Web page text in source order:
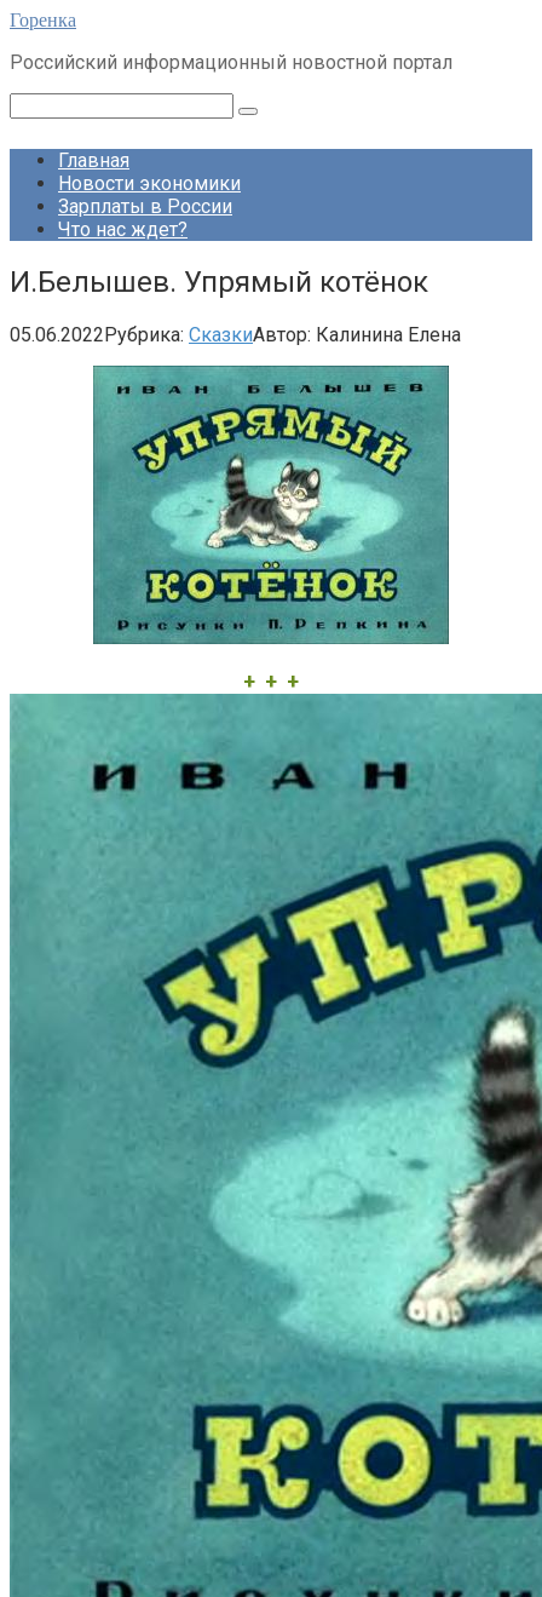
Перейти
контенту
Горенка
Российский информационный новостной портал
Главная
Новости экономики
Зарплаты в России
Что нас ждет?
И.Белышев. Упрямый котёнок
05.06.2022Рубрика: СказкиАвтор: Калинина Елена
+ + +